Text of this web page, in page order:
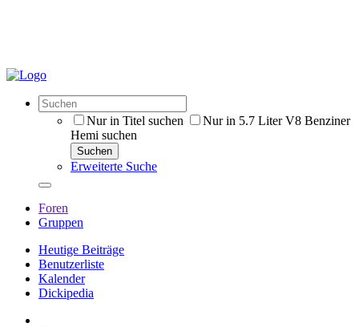
Nur in Titel suchen
Nur in 5.7 Liter V8 Benziner
Hemi suchen
Suchen
Erweiterte Suche
Foren
Gruppen
Heutige Beiträge
Benutzerliste
Kalender
Dickipedia